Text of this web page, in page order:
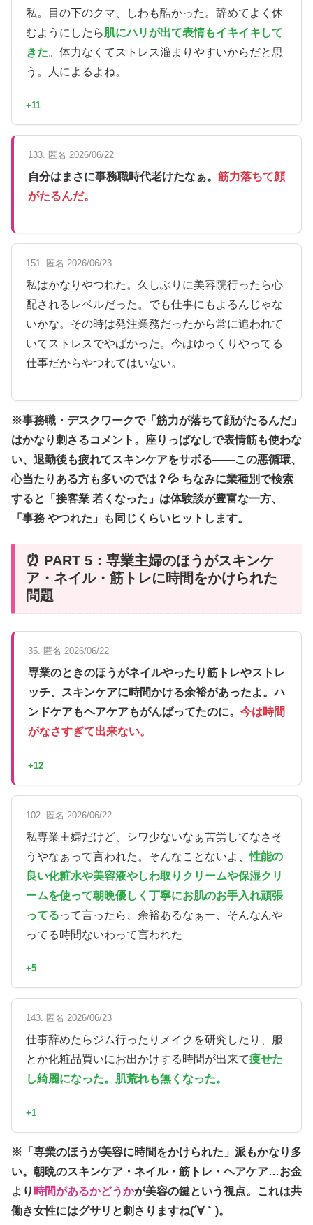
私。目の下のクマ、しわも酷かった。辞めてよく休
むようにしたら肌にハリが出て表情もイキイキして
きた。体力なくてストレス溜まりやすいからだと思
う。人によるよね。
+11
133. 匿名 2026/06/22
自分はまさに事務職時代老けたなぁ。 筋力落ちて顔
がたるんだ。
151. 匿名 2026/06/23
私はかなりやつれた。久しぶりに美容院行ったら心
配されるレベルだった。でも仕事にもよるんじゃな
いかな。その時は発注業務だったから常に追われて
いてストレスでやばかった。今はゆっくりやってる
仕事だからやつれてはいない。
※事務職・デスクワークで「筋力が落ちて顔がたるんだ」
はかなり刺さるコメント。座りっぱなしで表情筋も使わな
い、退勤後も疲れてスキンケアをサボる——この悪循環、
心当たりある方も多いのでは？💦 ちなみに業種別で検索
すると「接客業 若くなった」は体験談が豊富な一方、
「事務 やつれた」も同じくらいヒットします。
⏰ PART 5：専業主婦のほうがスキンケ
ア・ネイル・筋トレに時間をかけられた
問題
35. 匿名 2026/06/22
専業のときのほうがネイルやったり筋トレやストレ
ッチ、スキンケアに時間かける余裕があったよ。ハ
ンドケアもヘアケアもがんばってたのに。 今は時間
がなさすぎて出来ない。
+12
102. 匿名 2026/06/22
私専業主婦だけど、シワ少ないなぁ苦労してなさそ
うやなぁって言われた。そんなことないよ、性能の
良い化粧水や美容液やしわ取りクリームや保湿クリ
ームを使って朝晩優しく丁寧にお肌のお手入れ頑張
ってるって言ったら、余裕あるなぁー、そんなんや
ってる時間ないわって言われた
+5
143. 匿名 2026/06/23
仕事辞めたらジム行ったりメイクを研究したり、服
とか化粧品買いにお出かけする時間が出来て痩せた
し綺麗になった。肌荒れも無くなった。
+1
※「専業のほうが美容に時間をかけられた」派もかなり多
い。朝晩のスキンケア・ネイル・筋トレ・ヘアケア…お金
より 時間があるかどうかが美容の鍵という視点。これは共
働き女性にはグサリと刺さりますね(´∀｀)。